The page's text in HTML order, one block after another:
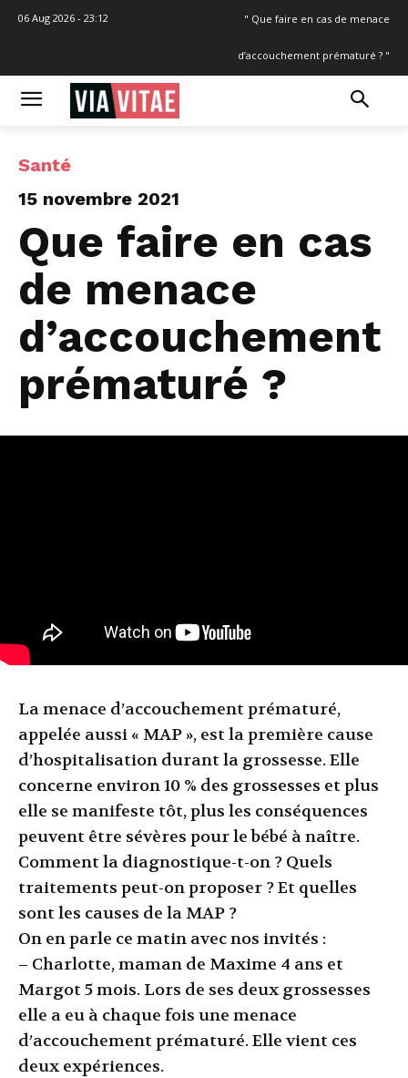
06 Aug 2026 - 23:12 " Que faire en cas de menace
d’accouchement prématuré ? "
Santé
15 novembre 2021
Que faire en cas
de menace
d’accouchement
prématuré ?
La menace d’accouchement prématuré,
appelée aussi « MAP », est la première cause
d’hospitalisation durant la grossesse. Elle
concerne environ 10 % des grossesses et plus
elle se manifeste tôt, plus les conséquences
peuvent être sévères pour le bébé à naître.
Comment la diagnostique-t-on ? Quels
traitements peut-on proposer ? Et quelles
sont les causes de la MAP ?
On en parle ce matin avec nos invités :
– Charlotte, maman de Maxime 4 ans et
Margot 5 mois. Lors de ses deux grossesses
elle a eu à chaque fois une menace
d’accouchement prématuré. Elle vient ces
deux expériences.